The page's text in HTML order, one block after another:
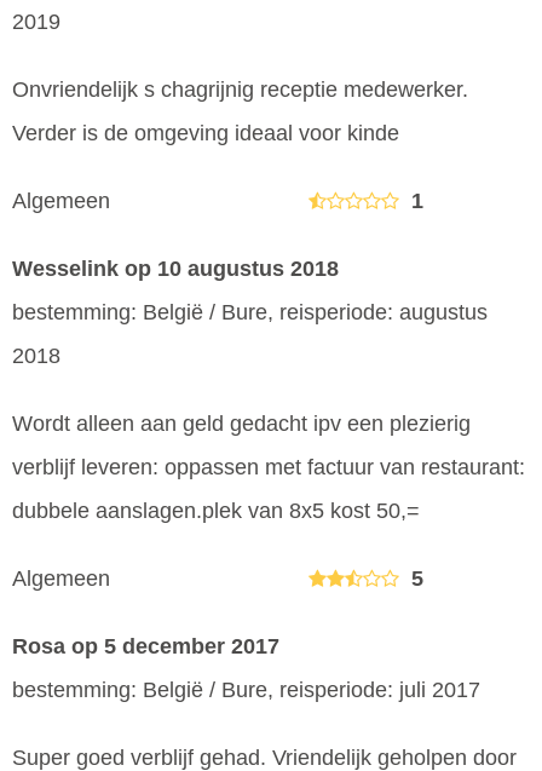
2019
Onvriendelijk s chagrijnig receptie medewerker.
Verder is de omgeving ideaal voor kinde
Algemeen 1
Wesselink op 10 augustus 2018
bestemming: België / Bure, reisperiode: augustus
2018
Wordt alleen aan geld gedacht ipv een plezierig
verblijf leveren: oppassen met factuur van restaurant:
dubbele aanslagen.plek van 8x5 kost 50,=
Algemeen 5
Rosa op 5 december 2017
bestemming: België / Bure, reisperiode: juli 2017
Super goed verblijf gehad. Vriendelijk geholpen door